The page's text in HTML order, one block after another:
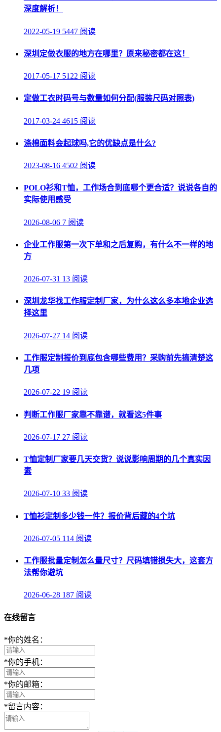
深度解析！
2022-05-19 5447 阅读
深圳定做衣服的地方在哪里？原来秘密都在这！
2017-05-17 5122 阅读
定做工衣时码号与数量如何分配(服装尺码对照表)
2017-03-24 4615 阅读
涤棉面料会起球吗,它的优缺点是什么?
2023-08-16 4502 阅读
POLO衫和T恤，工作场合到底哪个更合适？说说各自的
实际使用感受
2026-08-06 7 阅读
企业工作服第一次下单和之后复购，有什么不一样的地
方
2026-07-31 13 阅读
深圳龙华找工作服定制厂家，为什么这么多本地企业选
择这里
2026-07-27 14 阅读
工作服定制报价到底包含哪些费用？采购前先搞清楚这
几项
2026-07-22 19 阅读
判断工作服厂家靠不靠谱，就看这5件事
2026-07-17 27 阅读
T恤定制厂家要几天交货？说说影响周期的几个真实因
素
2026-07-10 33 阅读
T恤衫定制多少钱一件？报价背后藏的4个坑
2026-07-05 114 阅读
工作服批量定制怎么量尺寸？尺码填错损失大，这套方
法帮你避坑
2026-06-28 187 阅读
在线留言
*你的姓名：
*你的手机：
*你的邮箱：
*留言内容：